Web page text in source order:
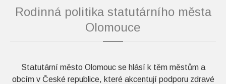
Rodinná politika statutárního města
Olomouce
Statutární město Olomouc se hlásí k těm městům a
obcím v České republice, které akcentují podporu zdravé